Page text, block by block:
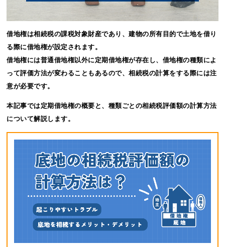
借地権は相続税の課税対象財産であり、建物の所有目的で土地を借り
る際に借地権が設定されます。
借地権には普通借地権以外に定期借地権が存在し、借地権の種類によ
って評価方法が変わることもあるので、相続税の計算をする際には注
意が必要です。
本記事では定期借地権の概要と、種類ごとの相続税評価額の計算方法
について解説します。